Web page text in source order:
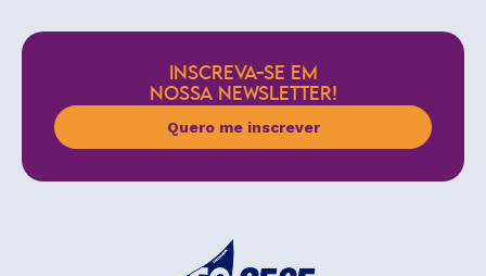
INSCREVA-SE EM
NOSSA NEWSLETTER!
Quero me inscrever